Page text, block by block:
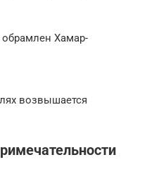
Хамар-
возвышается